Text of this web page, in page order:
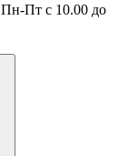
Пн-Пт с 10.00 до